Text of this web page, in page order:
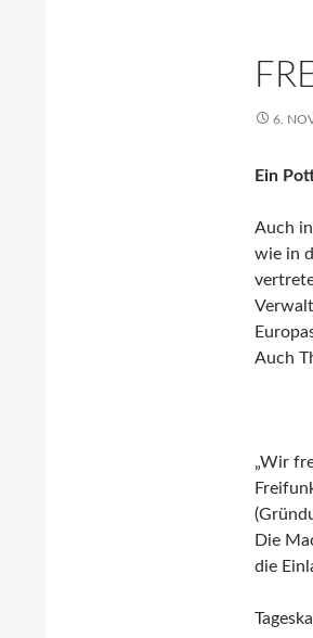
6.
Ein
Auch
wie in
Auch
„Wir
Die
die